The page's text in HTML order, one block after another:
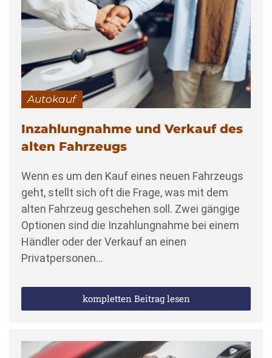
Autokauf
Inzahlungnahme und Verkauf des
alten Fahrzeugs
Wenn es um den Kauf eines neuen Fahrzeugs
geht, stellt sich oft die Frage, was mit dem
alten Fahrzeug geschehen soll. Zwei gängige
Optionen sind die Inzahlungnahme bei einem
Händler oder der Verkauf an einen
Privatpersonen…
kompletten Beitrag lesen